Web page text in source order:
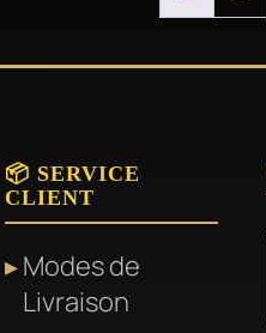
📦 SERVICE
CLIENT
Modes de
Livraison